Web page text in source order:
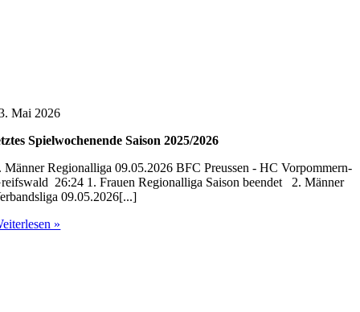
Mai 2026
Spielwochenende Saison 2025/2026
Männer Regionalliga 09.05.2026 BFC Preussen - HC Vorpommern-
26:24 1. Frauen Regionalliga Saison beendet 2. Männer
09.05.2026[...]
»